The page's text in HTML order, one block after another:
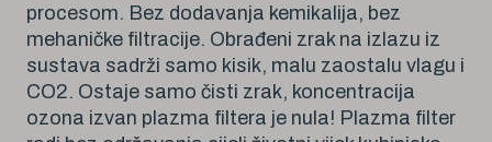
procesom. Bez dodavanja kemikalija, bez
mehaničke filtracije. Obrađeni zrak na izlazu iz
sustava sadrži samo kisik, malu zaostalu vlagu i
CO2. Ostaje samo čisti zrak, koncentracija
ozona izvan plazma filtera je nula! Plazma filter